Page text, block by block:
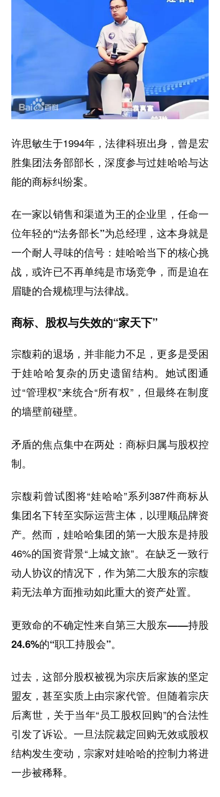
许思敏生于1994年，法律科班出身，曾是宏
胜集团法务部部长，深度参与过娃哈哈与达
能的商标纠纷案。
在一家以销售和渠道为王的企业里， 任命一
位年轻的“法务部长”为总经理，这本身就是
一个耐人寻味的信号：娃哈哈当下的核心挑
战，或许已不再单纯是市场竞争，而是迫在
眉睫的合规梳理与法律战。
商标、股权与失效的“家天下”
宗馥莉的退场，并非能力不足，更多是受困
于娃哈哈复杂的历史遗留结构。她试图通
过“管理权”来统合“所有权”，但最终在制度
的墙壁前碰壁。
矛盾的焦点集中在两处：商标归属与股权控
制。
宗馥莉曾试图将“娃哈哈”系列387件商标从
集团名下转至实际运营主体，以理顺品牌资
产。然而，娃哈哈集团的第一大股东是持股
46%的国资背景“上城文旅”。在缺乏一致行
动人协议的情况下，作为第二大股东的宗馥
莉无法单方面推动如此重大的资产处置。
更致命的不确定性来自第三大股东——持股
24.6%的“职工持股会”。
过去，这部分股权被视为宗庆后家族的坚定
盟友，甚至实质上由宗家代管。但随着宗庆
后离世，关于当年“员工股权回购”的合法性
引发了诉讼。一旦法院裁定回购无效或股权
结构发生变动，宗家对娃哈哈的控制力将进
一步被稀释。